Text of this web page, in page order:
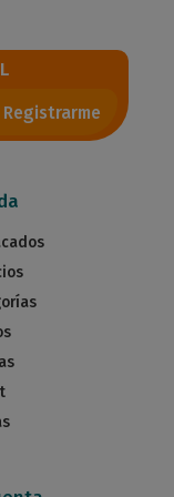
Registrarme